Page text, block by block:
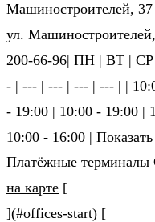
Машиностроителей, 37
ул.
200-66-96| ПН | ВТ |
- | --- | --- | --- | --- | |
- 19:00 | 10:00 - 19:00 |
10:00 - 16:00 |
Платёжные терминалы
на карте [
](#offices-start) [